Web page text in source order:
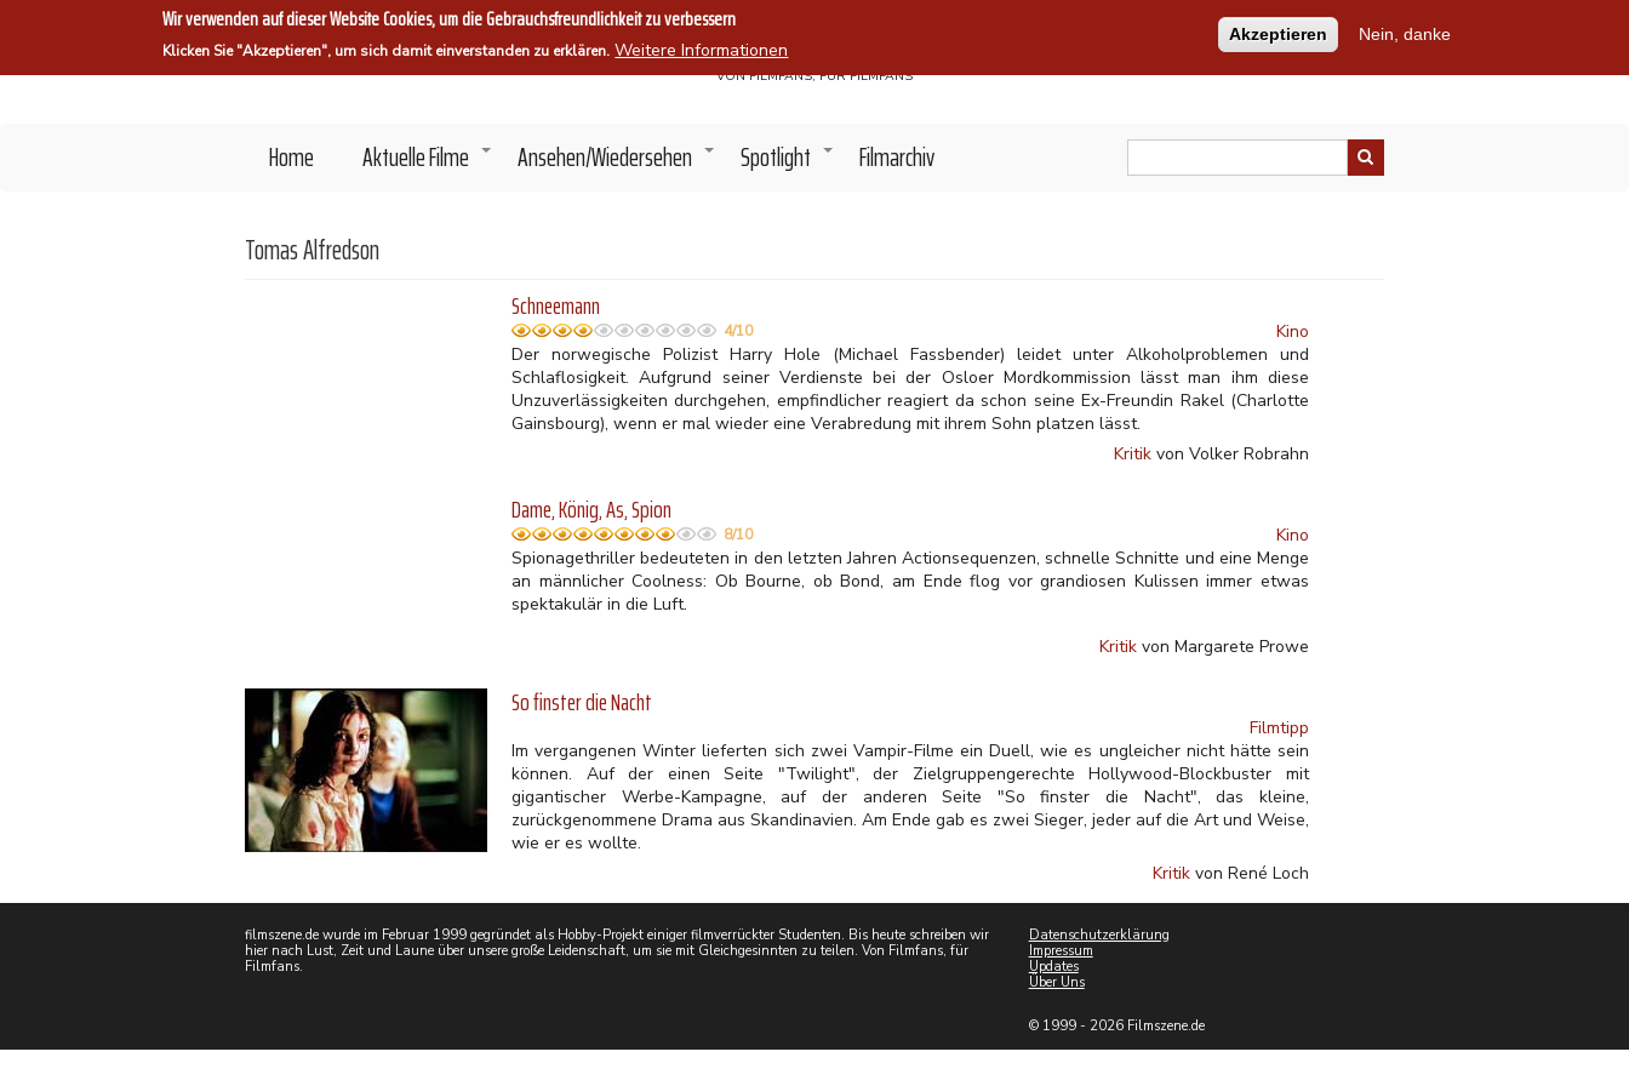
Wir verwenden auf dieser Website Cookies, um die Gebrauchsfreundlichkeit zu verbessern
Klicken Sie "Akzeptieren", um sich damit einverstanden zu erklären. Weitere Informationen
Akzeptieren Nein, danke
Filmszene.
VON FILMFANS, FÜR FILMFANS
Home +
Aktuelle Filme +
Ansehen/Wiedersehen +
Spotlight Filmarchiv
Tomas Alfredson
Schneemann
4/10
Kino
Der norwegische Polizist Harry Hole (Michael Fassbender) leidet unter Alkoholproblemen und
Schlaflosigkeit. Aufgrund seiner Verdienste bei der Osloer Mordkommission lässt man ihm diese
Unzuverlässigkeiten durchgehen, empfindlicher reagiert da schon seine Ex-Freundin Rakel (Charlotte
Gainsbourg), wenn er mal wieder eine Verabredung mit ihrem Sohn platzen lässt.
Kritik von Volker Robrahn
Dame, König, As, Spion
8/10
Kino
Spionagethriller bedeuteten in den letzten Jahren Actionsequenzen, schnelle Schnitte und eine Menge
an männlicher Coolness: Ob Bourne, ob Bond, am Ende flog vor grandiosen Kulissen immer etwas
spektakulär in die Luft.
Kritik von Margarete Prowe
So finster die Nacht
Filmtipp
Im vergangenen Winter lieferten sich zwei Vampir-Filme ein Duell, wie es ungleicher nicht hätte sein
können. Auf der einen Seite "Twilight", der Zielgruppengerechte Hollywood-Blockbuster mit
gigantischer Werbe-Kampagne, auf der anderen Seite "So finster die Nacht", das kleine,
zurückgenommene Drama aus Skandinavien. Am Ende gab es zwei Sieger, jeder auf die Art und Weise,
wie er es wollte.
Kritik von René Loch
filmszene.de wurde im Februar 1999 gegründet als Hobby-Projekt einiger filmverrückter Studenten. Bis heute schreiben wir
hier nach Lust, Zeit und Laune über unsere große Leidenschaft, um sie mit Gleichgesinnten zu teilen. Von Filmfans, für
Filmfans.
Datenschutzerklärung
Impressum
Updates
Über Uns
© 1999 - 2026 Filmszene.de